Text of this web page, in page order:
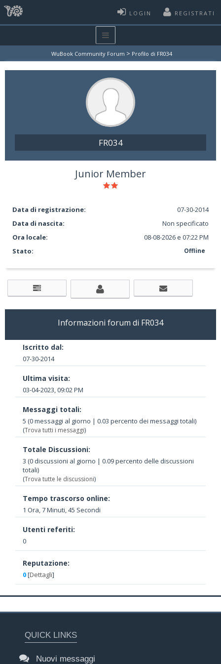
LOGIN REGISTRATI
WuBook Community Forum > Profilo di FR034
FR034
Junior Member
Data di registrazione:
07-30-2014
Data di nascita:
Non specificato
Ora locale:
08-08-2026 e 07:22 PM
Stato:
Offline
Informazioni forum di FR034
Iscritto dal:
07-30-2014
Ultima visita:
03-04-2023, 09:02 PM
Messaggi totali:
5 (0 messaggi al giorno | 0.03 percento dei messaggi totali)
(Trova tutti i messaggi)
Totale Discussioni:
3 (0 discussioni al giorno | 0.09 percento delle discussioni
totali)
(Trova tutte le discussioni)
Tempo trascorso online:
1 Ora, 7 Minuti, 45 Secondi
Utenti referiti:
0
Reputazione:
0[Dettagli]
QUICK LINKS
Nuovi messaggi